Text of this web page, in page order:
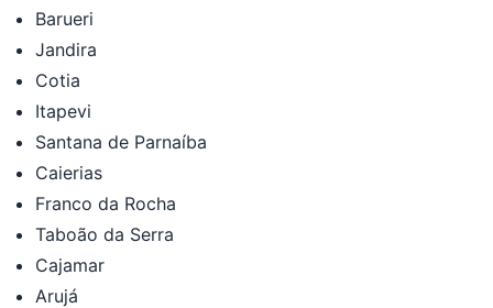
Barueri
Jandira
Cotia
Itapevi
Santana de Parnaíba
Caierias
Franco da Rocha
Taboão da Serra
Cajamar
Arujá